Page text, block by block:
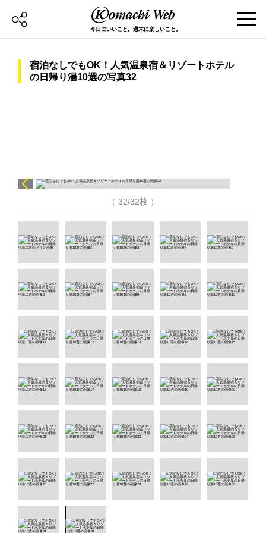
今日にいいこと。週末に楽しいこと。
宿泊なしでもOK！人気温泉宿＆リゾートホテル
の日帰り湯10選の写真32
（ 32/32枚 ）